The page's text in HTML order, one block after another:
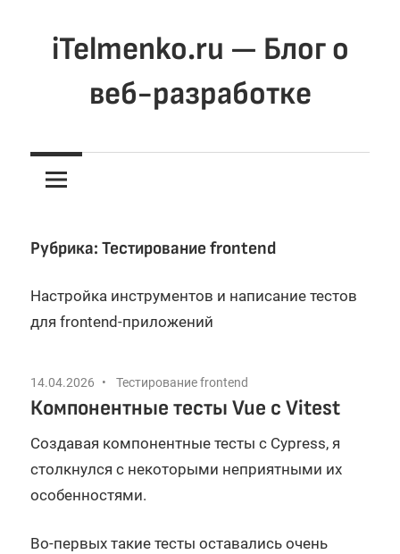
содержимому
iTelmenko.ru — Блог о
веб-разработке
о
вебе.
веба
Рубрика: Тестирование frontend
Настройка инструментов и написание тестов
для frontend-приложений
14.04.2026 Тестирование frontend
Компонентные тесты Vue с Vitest
Создавая компонентные тесты с Cypress, я
столкнулся с некоторыми неприятными их
особенностями.
Во-первых такие тесты оставались очень